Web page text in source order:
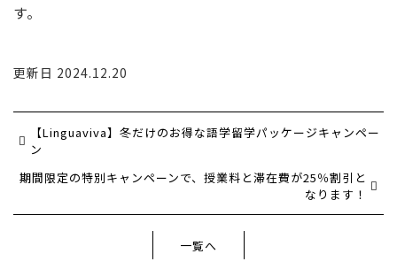
す。
更新日 2024.12.20
【Linguaviva】冬だけのお得な語学留学パッケージキャンペー
ン
一覧へ
期間限定の特別キャンペーンで、授業料と滞在費が25％割引と
なります！